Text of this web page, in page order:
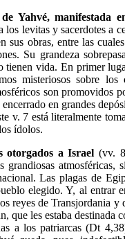
Yahvé, manifestada
los levitas y sacerdotes a
sus obras, entre las
Su grandeza
tienen vida. En primer
misteriosos sobre
son promovidos
en grandes
v. 7 está literalmente
ídolos.
otorgados a Israel (vv.
grandiosas
Las plagas de
elegido. Y, al entrar
reyes de Transjordania y
que les estaba
a los patriarcas (Dt